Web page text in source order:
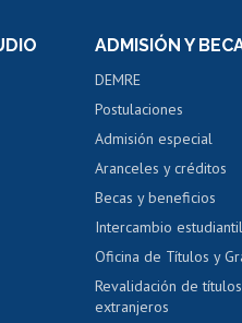
Servicio médico y
Pago de arancel
Pago de arancel
Certificado de
Mi Uchile
ADMISIÓN Y
DEMRE
Postulaciones
Admisión especial
Aranceles y créditos
Becas y beneficios
Intercambio estudiantil
Oficina de Títulos y
Revalidación de títulos
extranjeros